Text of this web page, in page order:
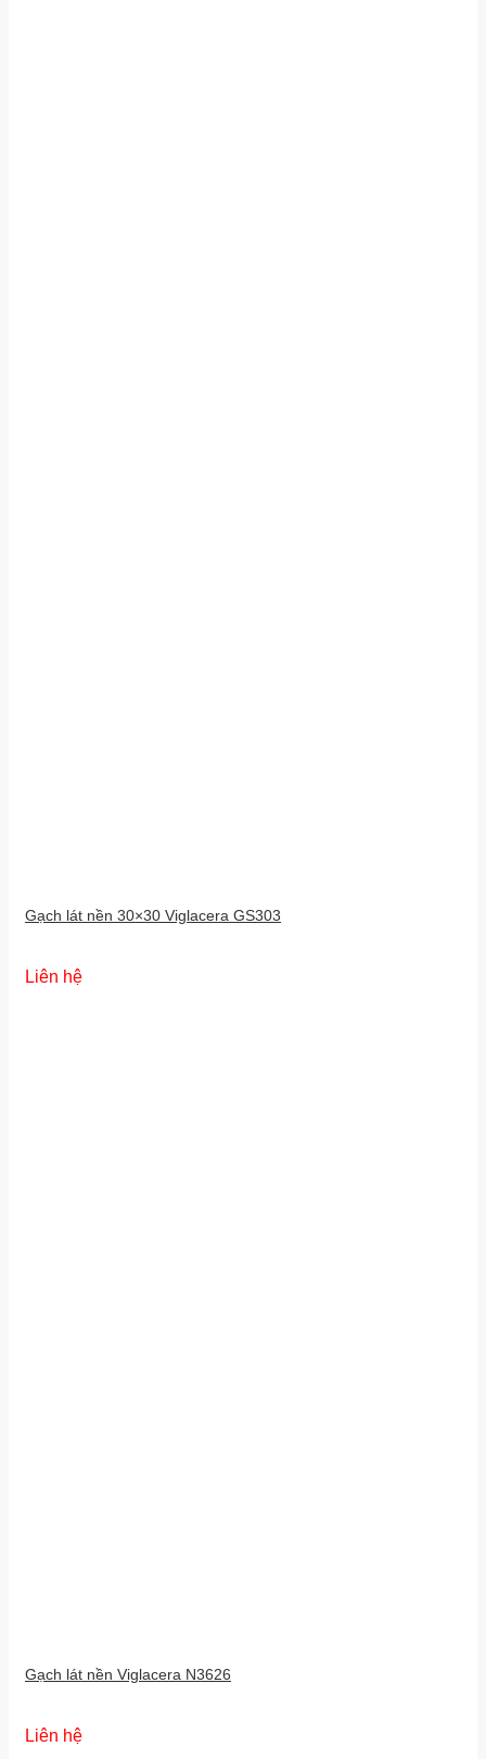
Gạch lát nền 30×30 Viglacera GS303
Liên hệ
Gạch lát nền Viglacera N3626
Liên hệ